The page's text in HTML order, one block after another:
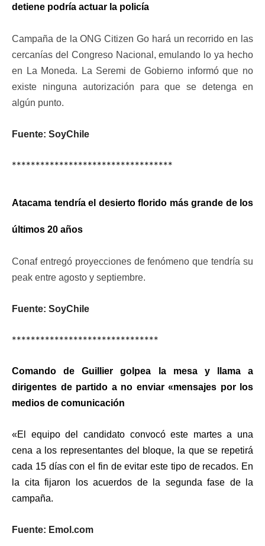
detiene podría actuar la policía
Campaña de la ONG Citizen Go hará un recorrido en las
cercanías del Congreso Nacional, emulando lo ya hecho
en La Moneda. La Seremi de Gobierno informó que no
existe ninguna autorización para que se detenga en
algún punto.
Fuente: SoyChile
**********************************
Atacama tendría el desierto florido más grande de los
últimos 20 años
Conaf entregó proyecciones de fenómeno que tendría su
peak entre agosto y septiembre.
Fuente: SoyChile
*******************************
Comando de Guillier golpea la mesa y llama a
dirigentes de partido a no enviar «mensajes por los
medios de comunicación
«El equipo del candidato convocó este martes a una
cena a los representantes del bloque, la que se repetirá
cada 15 días con el fin de evitar este tipo de recados. En
la cita fijaron los acuerdos de la segunda fase de la
campaña.
Fuente: Emol.com